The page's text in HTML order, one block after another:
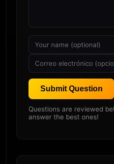
Submit Question
Questions are reviewed
answer the best ones!